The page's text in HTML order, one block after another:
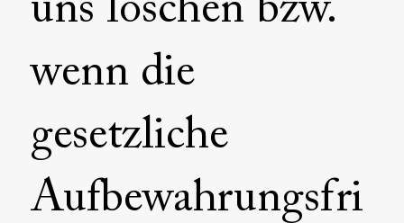
uns löschen bzw.
wenn die
gesetzliche
Aufbewahrungsfri